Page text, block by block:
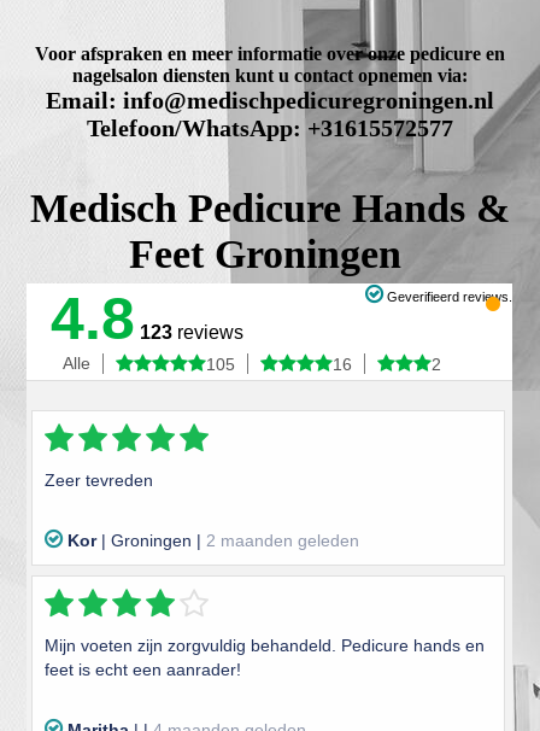
Voor afspraken en meer informatie over onze pedicure en
nagelsalon diensten kunt u contact opnemen via:
Email: info@medischpedicuregroningen.nl
Telefoon/WhatsApp: +31615572577
Medisch Pedicure Hands &
Feet Groningen